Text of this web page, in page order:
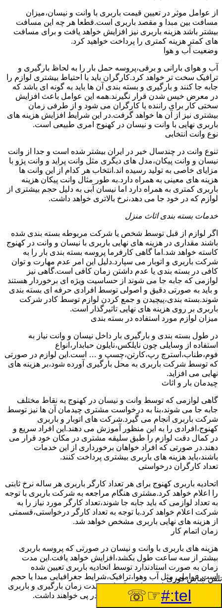
از عوامل موثر در تعیین قیمت باربری با وانت و نیسان،میزان
مسافت بین مبدا و مقصد باربری است.قطعا هر چه این مسافت
بیشتر باشد هزینه باربری نیز افزایش خواهد یافت و برای مسافت
های کمتر هزینه کمتری را پرداخت خواهید کرد.
وضعیت آب و هوا
آب و هوای بارانی و برفی،پروسه حمل بار را به لحاظ بارگیری و
ترافیک سخت تر خواهد کرد.کارگران باید با احتیاط بیشتری لوازم را
جابه جا کنند و بارگیری و بسته بندی آن ها باید به گونه ای باشد که
در معرض خیس شدن قرار نگیرند.همه این عوامل باعث افزایش
سختی کار برای راننده یا کارگران می شود و از طرفی زمان
بیشتری نیز از آن ها خواهد گرفت.در این شرایط افزایش هزینه های
باربری نهایی با وانت و نیسان در کهنوج امری طبیعی است.
نوع وانت انتخابی
تنوع وانت در چندسال خیر در ایران بیشتر شده است و جدا از وانت
نیسان و وانت پیکان،مدل های دیگری مثل وانت پراید و وانت پژو با
مزایای خاصی به تولید رسیده اند.انتخاب هر کدام از این وانت ها
هزینه های معینی به همراه دارد.به طور مثال وانت پیکان هزینه
باربری کمتری به همراه دارد اما نیسان آبی به دلیل حجم بیشتری از
لوازم که در خود جا می دهد،نرخ بالاتری خواهد داشت.
خدمات بسته بندی اثاث منزل
اگر لوازم از قبل توسط شخص یا شرکت مربوطه بسته بندی شده
باشند مقداری در هزینه های نهایی باربری با نیسان و وانت در کهنوج
کاسته خواهد شد.اما گاهی کارفرما پروسه بسته بندی بار را به
شرکت باربری و اتوبار می سپارد.دلیل این امر عدم مهارت و توان
کافی در بسته بندی یا عدم داشتن زمان کافی است.گاهی نیز
لوازمی که جابه جا می شوند از حساسیت ویژه ای برخوردار هستند
و باید به صورتی دقیق و اصولی توسط افرادی حرفه ای بسته بندی
شوند.بسته بندی،پیچیدن و جمع کردن لوازم توسط کادر شرکت
باربری بر روی هزینه های نهایی تاثیرگذار است.
میزان لوازم مورد استفاده در بسته بندی
در طول بسته بندی و بارگیری بار داخل نیسان و وانت نیاز به
استفاده از وسایلی چون نایلکس،نایلون حبابدار،انواع
فوم،طناب،استرچ رپ،کارتن،چسپ و … است.این لوازم در صورتی
که توسط شرکت باربری به محل بارگیری آورده شود،بر هزینه های
نهایی می افزاید.
چیدمان بار و اثاث
گاهی لوازمی که توسط وانت و نیسان در کهنوج به نقاط مختلف
جابه جا می شوند،بنا به درخواست مشتری چیدمان آن ها نیز توسط
شرکت باربری انجام می گیرد.شرکت های اتوبار و باربری
کهنوج،افرادی را به این منظور آموزش می دهند.این افراد سریع و
در کمال دقت لوازم را طبق سلیقه مشتری در مکان خود قرار می
دهند.در صورتی که افراد خواهان برخورداری از این خدمات
باشند،باید هزینه های باربری بیشتری پرداخت کنند.
تعداد کارگران درخواستی
اتحادیه باربری کهنوج برای هر تعداد کارگر باربری هر ساله نرخ ثابتی
را اعلام خواهد کرد.مشتری هنگام مراجعه به شرکت باربری با توجه
به تعداد لوازمی که باید جابه جا شوند،تعداد کارگر مورد نیاز را به
شرکت اعلام خواهد کرد.با توجه به تعداد کارگر درخواستی،قسمتی
از هزینه های نهایی باربری مشخص خواهد شد.
زمان اتمام کار
هزینه های باربری با وانت و نیسان در صورتی که پروسه باربری
بیشتر از سه ساعت طول بکشد،افزایش خواهد یافت.این مدت
زمان به صورت استادندارد توسط اتحادیه باربری تعیین شده
است.عواملی مثل آب وهوا،ترافیک،شرایط جغرافیایی مبدا یا حجم
زیاد لوازم ممکن است باعث افزایش مدت زمان بارگیری و باربری
شوند که افزایش هزینه های باربری را در پی خواهند داشت.
تعداد طبقات ساختمان مبدا و مقصد
تلفن تماس فوری
tel:#
☞☏